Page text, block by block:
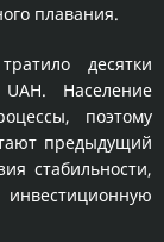
плавания.
десятки
Население
поэтому
предыдущий
стабильности,